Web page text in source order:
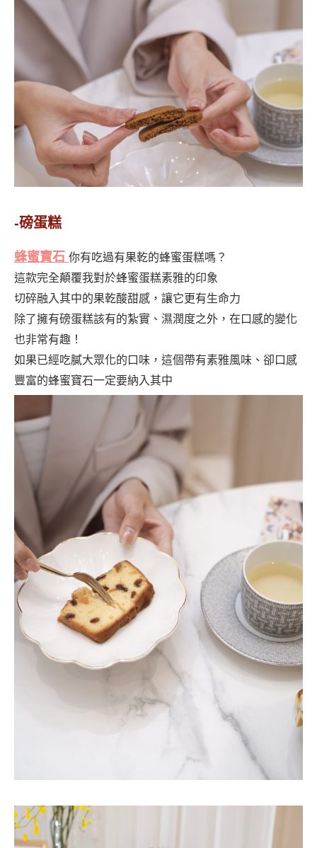
-磅蛋糕
蜂蜜寶石 你有吃過有果乾的蜂蜜蛋糕嗎？
這款完全顛覆我對於蜂蜜蛋糕素雅的印象
切碎融入其中的果乾酸甜感，讓它更有生命力
除了擁有磅蛋糕該有的紮實、濕潤度之外，在口感的變化
也非常有趣！
如果已經吃膩大眾化的口味，這個帶有素雅風味、卻口感
豐富的蜂蜜寶石一定要納入其中